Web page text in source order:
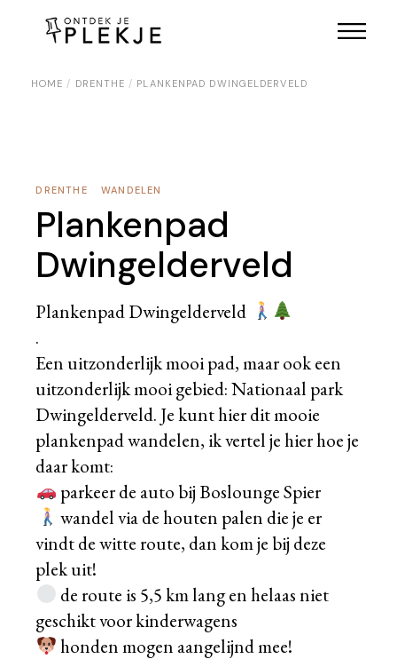
HOME DRENTHE PLANKENPAD DWINGELDERVELD
DRENTHE WANDELEN
Plankenpad
Dwingelderveld
Plankenpad Dwingelderveld
.
Een uitzonderlijk mooi pad, maar ook een
uitzonderlijk mooi gebied: Nationaal park
Dwingelderveld. Je kunt hier dit mooie
plankenpad wandelen, ik vertel je hier hoe je
daar komt:
parkeer de auto bij Boslounge Spier
wandel via de houten palen die je er
vindt de witte route, dan kom je bij deze
plek uit!
de route is 5,5 km lang en helaas niet
geschikt voor kinderwagens
honden mogen aangelijnd mee!